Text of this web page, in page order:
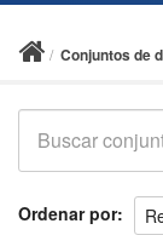
Conjuntos de
Ordenar por